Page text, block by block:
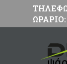
ΩΡΑΡΙΟ: